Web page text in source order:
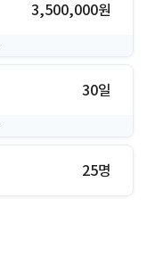
3,500,000원
30일
25명